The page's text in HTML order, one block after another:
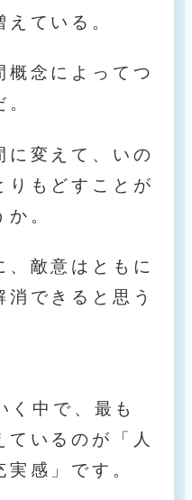
ている。
概念によってつ
に変えて、いの
りもどすことが
。
、敵意はともに
できると思う
中で、最も
いるのが「人
感」です。